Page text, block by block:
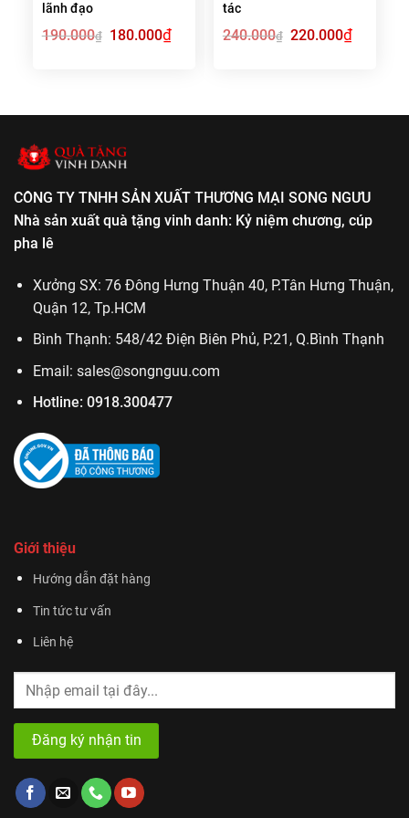
lãnh đạo
190.000₫
Giá
gốc
180.000₫Giá
hiện
tác
240.000₫ Giá
gốc
220.000₫Giá
hiện
CÔNG TY TNHH SẢN XUẤT THƯƠNG MẠI SONG NGƯU
Nhà sản xuất quà tặng vinh danh: Kỷ niệm chương, cúp
pha lê
Xưởng SX: 76 Đông Hưng Thuận 40, P.Tân Hưng Thuận,
Quận 12, Tp.HCM
Bình Thạnh: 548/42 Điện Biên Phủ, P.21, Q.Bình Thạnh
Email: sales@songnguu.com
Hotline: 0918.300477
Giới thiệu
Hướng dẫn đặt hàng
Tin tức tư vấn
Liên hệ